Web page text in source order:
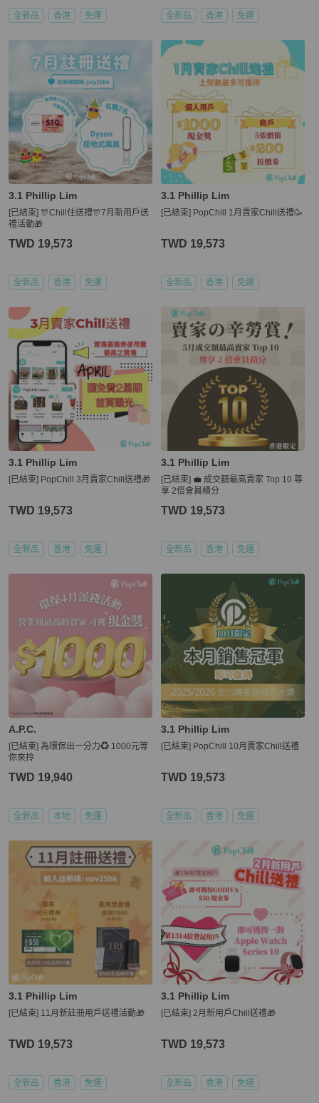
全新品 香港 免運 全新品 香港 免運
3.1 Phillip Lim
[已結束] 🎊Chill住送禮🎊7月新用戶送
禮活動🎁
TWD 19,573
全新品 香港 免運
3.1 Phillip Lim
[已結束] PopChill 1月賣家Chill送禮🥳
TWD 19,573
全新品 香港 免運
3.1 Phillip Lim
[已結束] PopChill 3月賣家Chill送禮🎁
TWD 19,573
全新品 香港 免運
3.1 Phillip Lim
[已結束] 💼 成交額最高賣家 Top 10 尊
享 2倍會員積分
TWD 19,573
全新品 香港 免運
A.P.C.
[已結束] 為環保出一分力♻️ 1000元等
你來拎
TWD 19,940
全新品 本地 免運
3.1 Phillip Lim
[已結束] PopChill 10月賣家Chill送禮
TWD 19,573
全新品 香港 免運
3.1 Phillip Lim
[已結束] 11月新註冊用戶送禮活動🎁
TWD 19,573
全新品 香港 免運
3.1 Phillip Lim
[已結束] 2月新用戶Chill送禮🎁
TWD 19,573
全新品 香港 免運